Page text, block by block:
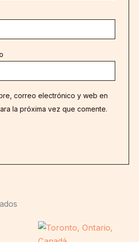
correo electrónico y web en
la próxima vez que comente.